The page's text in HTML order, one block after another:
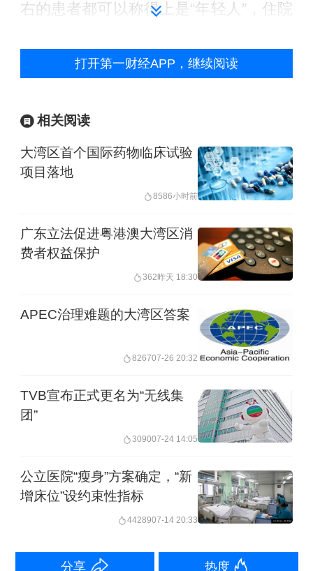
右的患者都可以称得上是“年轻人”，住院
至100岁的高龄老人。
分，也有私营的部分。其中公立医院是
香港医疗服务的主体，由独立的法律机
构医院管理局管辖。据冯康介绍，香港
公立医院承担四大责任，其中就包括照
顾社会中相对低收入者以及有特别需求
的群众，比如伤残人士、老龄人士、慢
随着以老龄人为主的公立医院服务人数
明显增多，香港医疗资源投入开始有所
特区政府的医疗支出基本为公营和私营
各占一半，总体医疗资源投入占GDP的
到7%。与此同时，近两三年间，香港特
区政府在公立医疗方面投入有所增加。
公立体系，3%是私营体系。
打开第一财经APP，继续阅读
相关阅读
大湾区首个国际药物临床试验
项目落地
8586小时前
广东立法促进粤港澳大湾区消
费者权益保护
362昨天 18:30
APEC治理难题的大湾区答案
826707-26 20:32
TVB宣布正式更名为“无线集
团”
309007-24 14:05
公立医院“瘦身”方案确定，“新
增床位”设约束性指标
4428907-14 20:33
分享 热度